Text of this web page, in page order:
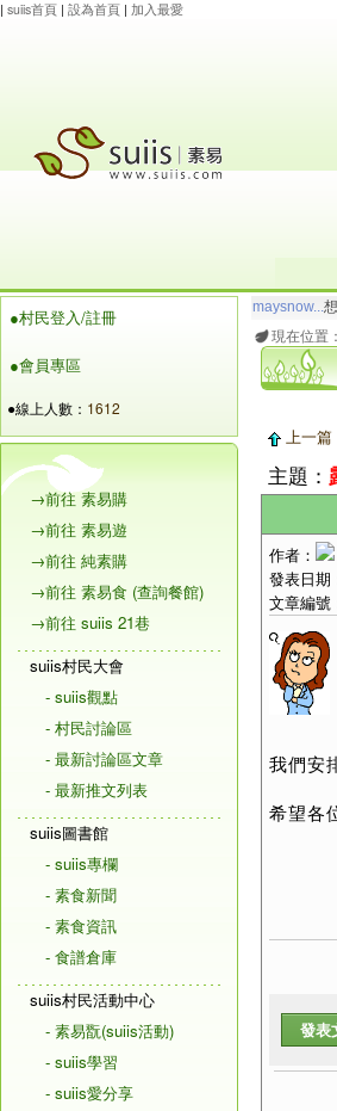
| suiis首頁 | 設為首頁 | 加入最愛
●村民登入/註冊
●會員專區
●線上人數： 1612
→前往 素易購
→前往 素易遊
→前往 純素購
→前往 素易食 (查詢餐館)
→前往 suiis 21巷
suiis村民大會
- suiis觀點
- 村民討論區
- 最新討論區文章
- 最新推文列表
suiis圖書館
- suiis專欄
- 素食新聞
- 素食資訊
- 食譜倉庫
suiis村民活動中心
- 素易翫(suiis活動)
- suiis學習
- suiis愛分享
maysnow...
玲瓏虹想要對
現在位置：
上一篇
主題：
作者：
發表日期
文章編號
我們安
希望各
發表